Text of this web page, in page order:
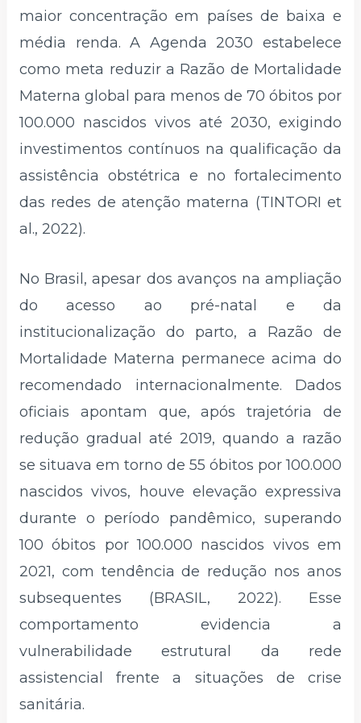
maior concentração em países de baixa e
média renda. A Agenda 2030 estabelece
como meta reduzir a Razão de Mortalidade
Materna global para menos de 70 óbitos por
100.000 nascidos vivos até 2030, exigindo
investimentos contínuos na qualificação da
assistência obstétrica e no fortalecimento
das redes de atenção materna (TINTORI et
al., 2022).
No Brasil, apesar dos avanços na ampliação
do acesso ao pré-natal e da
institucionalização do parto, a Razão de
Mortalidade Materna permanece acima do
recomendado internacionalmente. Dados
oficiais apontam que, após trajetória de
redução gradual até 2019, quando a razão
se situava em torno de 55 óbitos por 100.000
nascidos vivos, houve elevação expressiva
durante o período pandêmico, superando
100 óbitos por 100.000 nascidos vivos em
2021, com tendência de redução nos anos
subsequentes (BRASIL, 2022). Esse
comportamento evidencia a
vulnerabilidade estrutural da rede
assistencial frente a situações de crise
sanitária.